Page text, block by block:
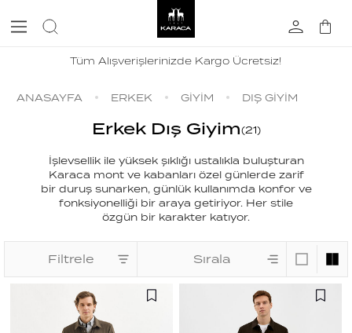
Tüm Alışverişlerinizde Kargo Ücretsiz!
ANASAYFA ERKEK GİYİM DIŞ GİYİM
Erkek Dış Giyim(21)
İşlevsellik ile yüksek şıklığı ustalıkla buluşturan
Karaca mont ve kabanları özel günlerde zarif
bir duruş sunarken, günlük kullanımda konfor ve
fonksiyonelliği bir araya getiriyor. Her stile
özgün bir karakter katıyor.
Filtrele Sırala